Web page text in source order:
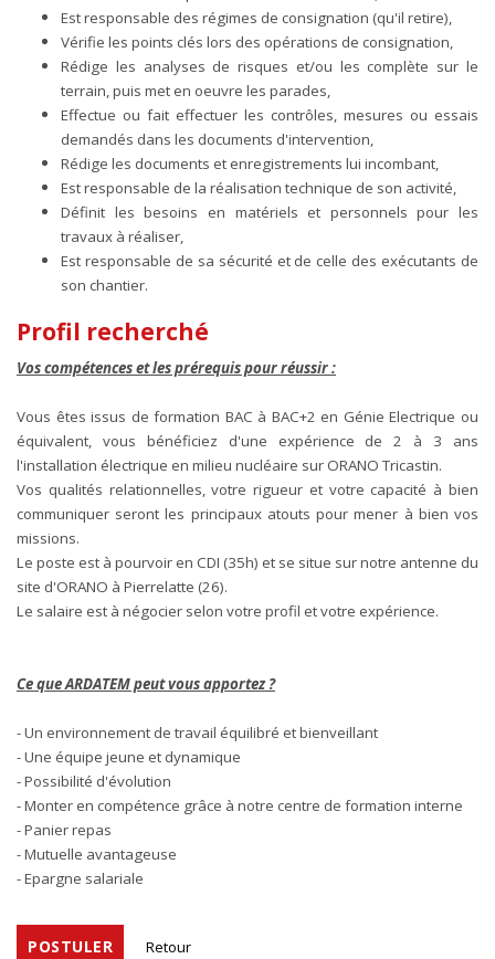
Est responsable des régimes de consignation (qu'il retire),
Vérifie les points clés lors des opérations de consignation,
Rédige les analyses de risques et/ou les complète sur le
terrain, puis met en oeuvre les parades,
Effectue ou fait effectuer les contrôles, mesures ou essais
demandés dans les documents d'intervention,
Rédige les documents et enregistrements lui incombant,
Est responsable de la réalisation technique de son activité,
Définit les besoins en matériels et personnels pour les
travaux à réaliser,
Est responsable de sa sécurité et de celle des exécutants de
son chantier.
Profil recherché
Vos compétences et les prérequis pour réussir :
Vous êtes issus de formation BAC à BAC+2 en Génie Electrique ou
équivalent, vous bénéficiez d'une expérience de 2 à 3 ans
l'installation électrique en milieu nucléaire sur ORANO Tricastin.
Vos qualités relationnelles, votre rigueur et votre capacité à bien
communiquer seront les principaux atouts pour mener à bien vos
missions.
Le poste est à pourvoir en CDI (35h) et se situe sur notre antenne du
site d'ORANO à Pierrelatte (26).
Le salaire est à négocier selon votre profil et votre expérience.
Ce que ARDATEM peut vous apportez ?
- Un environnement de travail équilibré et bienveillant
- Une équipe jeune et dynamique
- Possibilité d'évolution
- Monter en compétence grâce à notre centre de formation interne
- Panier repas
- Mutuelle avantageuse
- Epargne salariale
Retour
POSTULER